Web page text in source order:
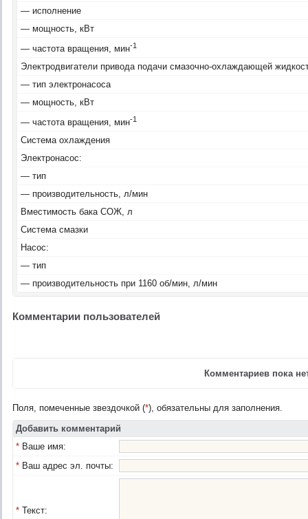
— исполнение
— мощность, кВт
— частота вращения, мин-1
Электродвигатели привода подачи смазочно-охлаждающей
— тип электронасоса
— мощность, кВт
— частота вращения, мин-1
Система охлаждения
Электронасос:
— тип
— производительность, л/мин
Вместимость бака СОЖ, л
Система смазки
Насос:
— тип
— производительность при 1160 об/мин, л/мин
Комментарии пользователей
Комментариев пока
Поля, помеченные звездочкой (*), обязательны для заполнения.
Добавить комментарий
* Ваше имя:
* Ваш адрес эл. почты:
* Текст: